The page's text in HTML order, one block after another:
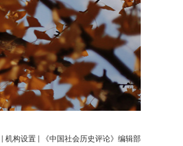
机构设置 《中国社会历史评论》编辑部